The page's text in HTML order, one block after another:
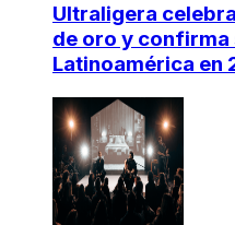
Ultraligera
de oro y
Latinoamérica en